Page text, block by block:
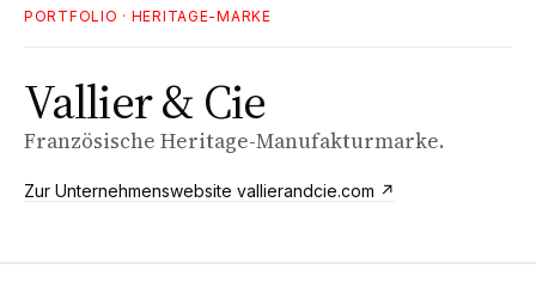
PORTFOLIO · HERITAGE-MARKE
Vallier & Cie
Französische Heritage-Manufakturmarke.
Zur Unternehmenswebsite vallierandcie.com ↗